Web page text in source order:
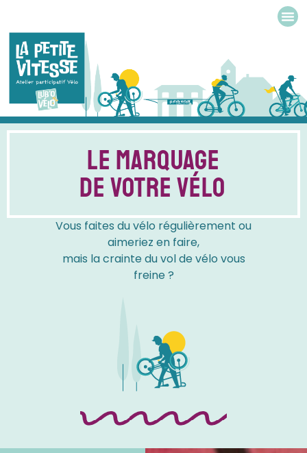
Le marquage
de votre vélo
Vous faites du vélo régulièrement ou
aimeriez en faire,
mais la crainte du vol de vélo vous
freine ?